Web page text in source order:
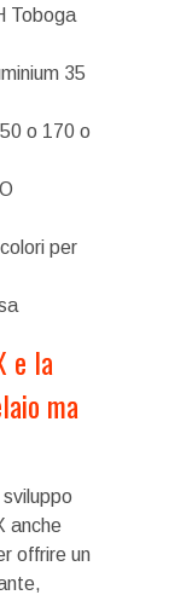
Toboga
35
o 170 o
per
e la
ma
anche
offrire un